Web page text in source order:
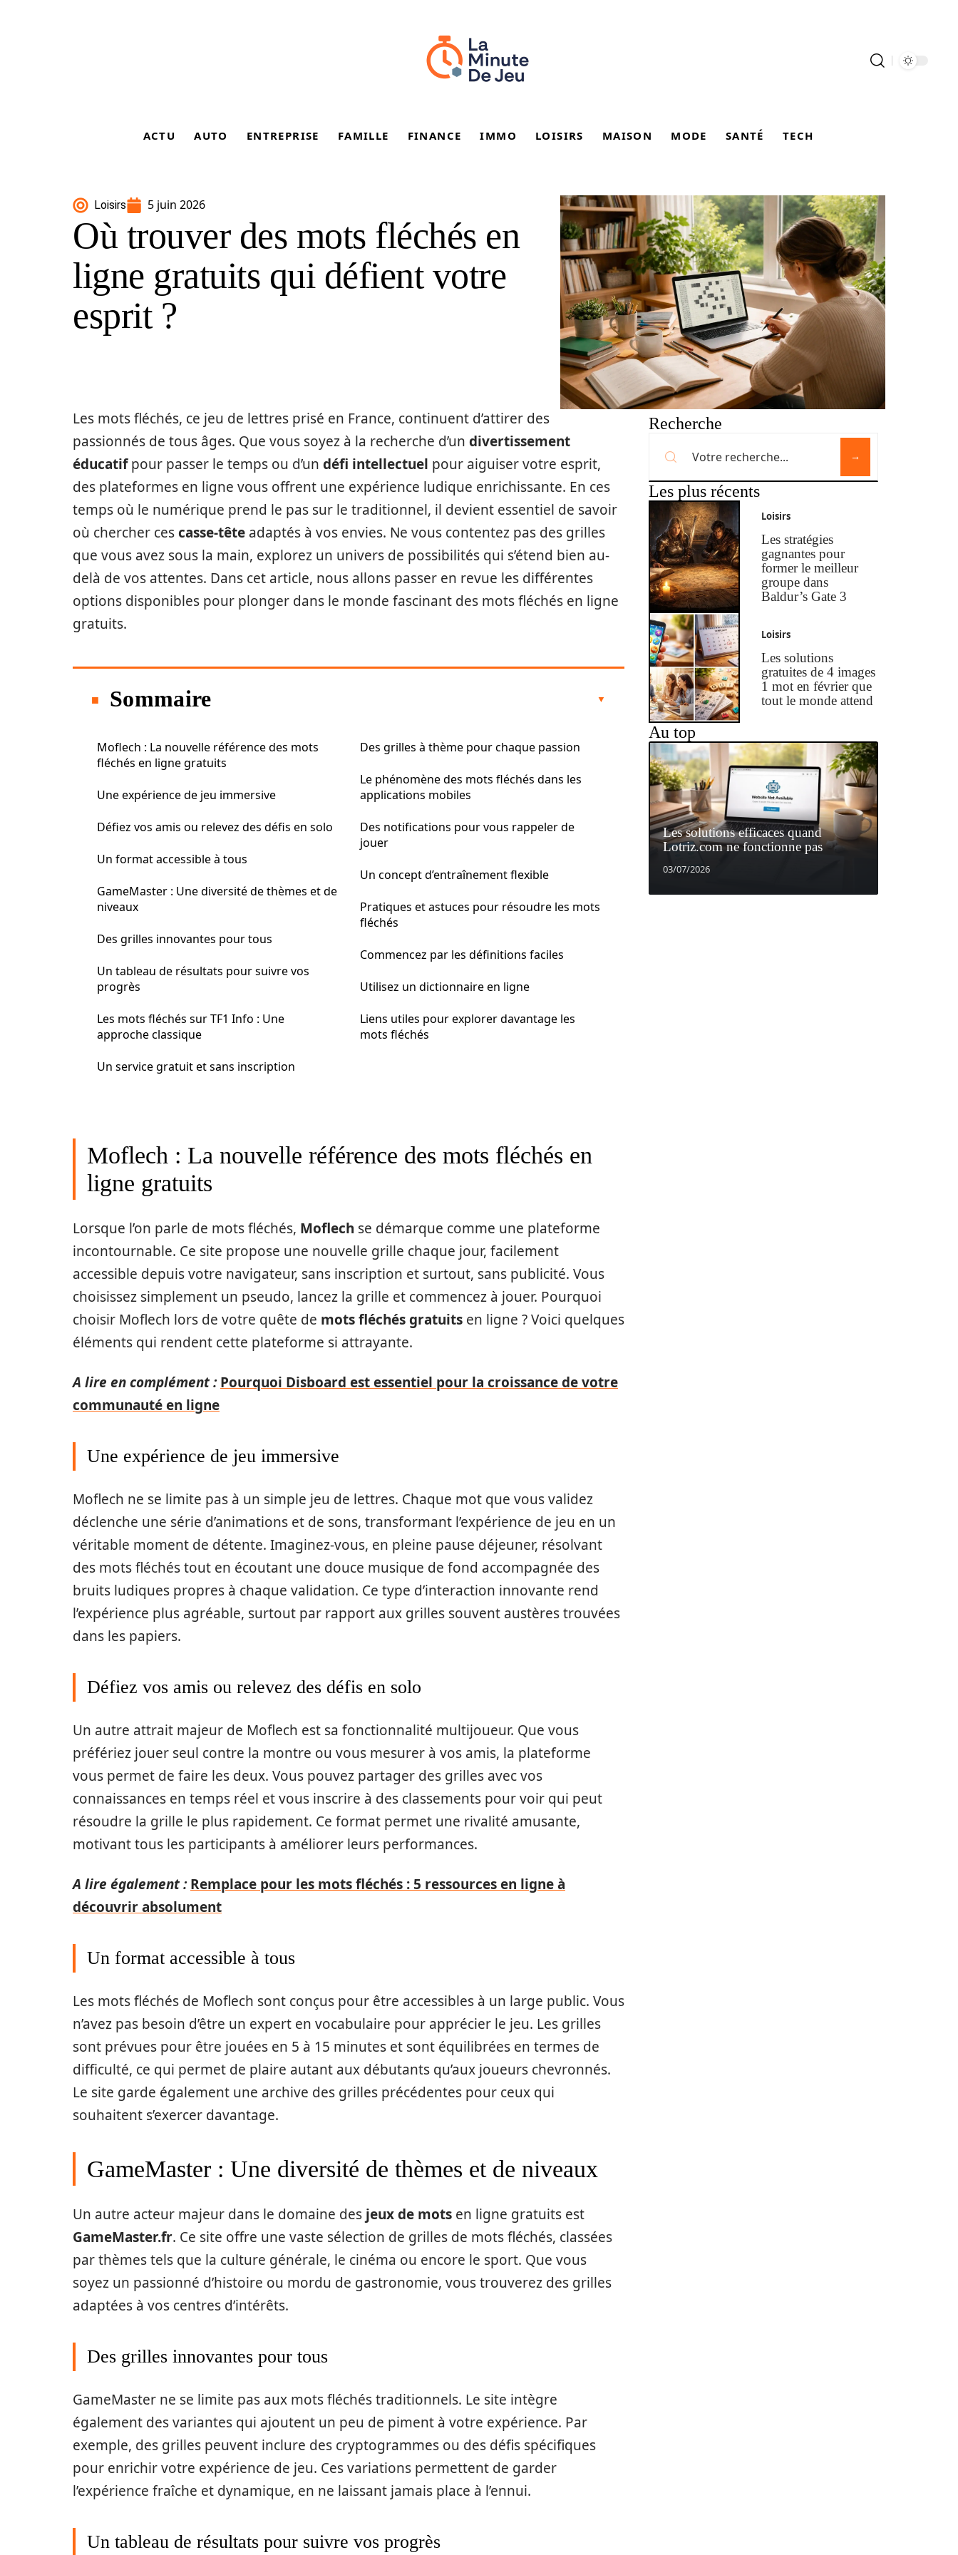
ACTU AUTO ENTREPRISE FAMILLE FINANCE IMMO LOISIRS MAISON MODE SANTÉ TECH
Loisirs 5 juin 2026
Où trouver des mots fléchés en
ligne gratuits qui défient votre
esprit ?
Les mots fléchés, ce jeu de lettres prisé en France, continuent d’attirer des
passionnés de tous âges. Que vous soyez à la recherche d’un divertissement
éducatifpour passer le temps ou d’un défi intellectuel pour aiguiser votre esprit,
des plateformes en ligne vous offrent une expérience ludique enrichissante. En ces
temps où le numérique prend le pas sur le traditionnel, il devient essentiel de savoir
où chercher cescasse-tête adaptés à vos envies. Ne vous contentez pas des grilles
que vous avez sous la main, explorez un univers de possibilités qui s’étend bien au-
delà de vos attentes. Dans cet article, nous allons passer en revue les différentes
options disponibles pour plonger dans le monde fascinant des mots fléchés en ligne
gratuits.
Sommaire
Moflech : La nouvelle référence des mots
fléchés en ligne gratuits
Une expérience de jeu immersive
Défiez vos amis ou relevez des défis en solo
Un format accessible à tous
GameMaster : Une diversité de thèmes et de
niveaux
Des grilles innovantes pour tous
Un tableau de résultats pour suivre vos
progrès
Les mots fléchés sur TF1 Info : Une
approche classique
Un service gratuit et sans inscription
Des grilles à thème pour chaque passion
Le phénomène des mots fléchés dans les
applications mobiles
Des notifications pour vous rappeler de
jouer
Un concept d’entraînement flexible
Pratiques et astuces pour résoudre les mots
fléchés
Commencez par les définitions faciles
Utilisez un dictionnaire en ligne
Liens utiles pour explorer davantage les
mots fléchés
Moflech : La nouvelle référence des mots fléchés en
ligne gratuits
Lorsque l’on parle de mots fléchés, Moflech se démarque comme une plateforme
incontournable. Ce site propose une nouvelle grille chaque jour, facilement
accessible depuis votre navigateur, sans inscription et surtout, sans publicité. Vous
choisissez simplement un pseudo, lancez la grille et commencez à jouer. Pourquoi
choisir Moflech lors de votre quête de mots fléchés gratuits en ligne ? Voici quelques
éléments qui rendent cette plateforme si attrayante.
A lire en complément : Pourquoi Disboard est essentiel pour la croissance de votre
communauté en ligne
Une expérience de jeu immersive
Moflech ne se limite pas à un simple jeu de lettres. Chaque mot que vous validez
déclenche une série d’animations et de sons, transformant l’expérience de jeu en un
véritable moment de détente. Imaginez-vous, en pleine pause déjeuner, résolvant
des mots fléchés tout en écoutant une douce musique de fond accompagnée des
bruits ludiques propres à chaque validation. Ce type d’interaction innovante rend
l’expérience plus agréable, surtout par rapport aux grilles souvent austères trouvées
dans les papiers.
Défiez vos amis ou relevez des défis en solo
Un autre attrait majeur de Moflech est sa fonctionnalité multijoueur. Que vous
préfériez jouer seul contre la montre ou vous mesurer à vos amis, la plateforme
vous permet de faire les deux. Vous pouvez partager des grilles avec vos
connaissances en temps réel et vous inscrire à des classements pour voir qui peut
résoudre la grille le plus rapidement. Ce format permet une rivalité amusante,
motivant tous les participants à améliorer leurs performances.
A lire également : Remplace pour les mots fléchés : 5 ressources en ligne à
découvrir absolument
Un format accessible à tous
Les mots fléchés de Moflech sont conçus pour être accessibles à un large public. Vous
n’avez pas besoin d’être un expert en vocabulaire pour apprécier le jeu. Les grilles
sont prévues pour être jouées en 5 à 15 minutes et sont équilibrées en termes de
difficulté, ce qui permet de plaire autant aux débutants qu’aux joueurs chevronnés.
Le site garde également une archive des grilles précédentes pour ceux qui
souhaitent s’exercer davantage.
GameMaster : Une diversité de thèmes et de niveaux
Un autre acteur majeur dans le domaine des jeux de mots en ligne gratuits est
GameMaster.fr. Ce site offre une vaste sélection de grilles de mots fléchés, classées
par thèmes tels que la culture générale, le cinéma ou encore le sport. Que vous
soyez un passionné d’histoire ou mordu de gastronomie, vous trouverez des grilles
adaptées à vos centres d’intérêts.
Des grilles innovantes pour tous
GameMaster ne se limite pas aux mots fléchés traditionnels. Le site intègre
également des variantes qui ajoutent un peu de piment à votre expérience. Par
exemple, des grilles peuvent inclure des cryptogrammes ou des défis spécifiques
pour enrichir votre expérience de jeu. Ces variations permettent de garder
l’expérience fraîche et dynamique, en ne laissant jamais place à l’ennui.
Un tableau de résultats pour suivre vos progrès
Recherche
Les plus récents
Loisirs
Les stratégies
gagnantes pour
former le meilleur
groupe dans
Baldur’s Gate 3
Loisirs
Les solutions
gratuites de 4 images
1 mot en février que
tout le monde attend
Au top
Les solutions efficaces quand
Lotriz.com ne fonctionne pas
03/07/2026